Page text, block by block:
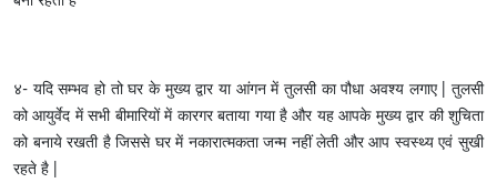
४- यदि सम्भव हो तो घर के मुख्य द्वार या आंगन में तुलसी का पौधा अवश्य लगाए | तुलसी
को आयुर्वेद में सभी बीमारियों में कारगर बताया गया है और यह आपके मुख्य द्वार की शुचिता
को बनाये रखती है जिससे घर में नकारात्मकता जन्म नहीं लेती और आप स्वस्थ्य एवं सुखी
रहते है |